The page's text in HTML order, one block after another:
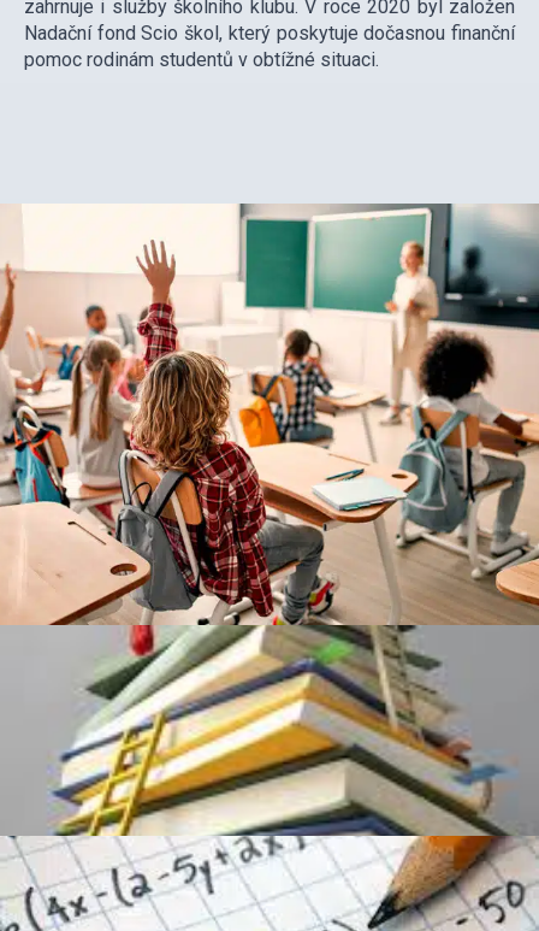
zahrnuje i služby školního klubu. V roce 2020 byl založen
Nadační fond Scio škol, který poskytuje dočasnou finanční
pomoc rodinám studentů v obtížné situaci.